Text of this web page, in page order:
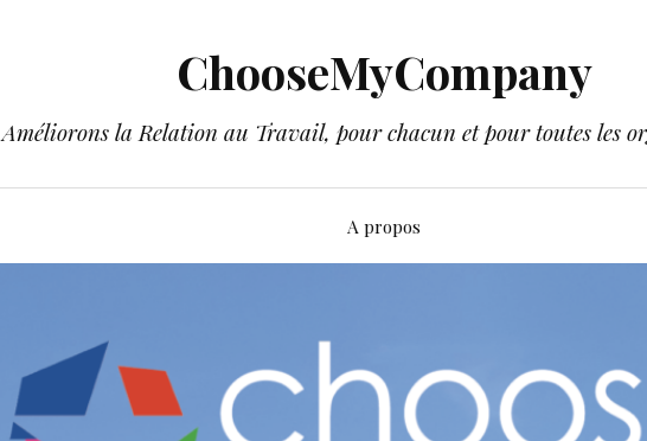
ChooseMyCompany
Améliorons la Relation au Travail, pour chacun et pour toutes les
A propos